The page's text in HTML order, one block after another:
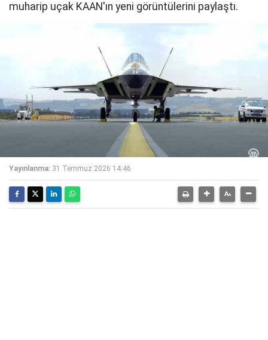
muharip uçak KAAN'ın yeni görüntülerini paylaştı.
Yayınlanma: 31 Temmuz 2026 14:46